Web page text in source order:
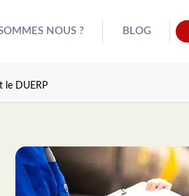
NOUS ? BLOG
le DUERP